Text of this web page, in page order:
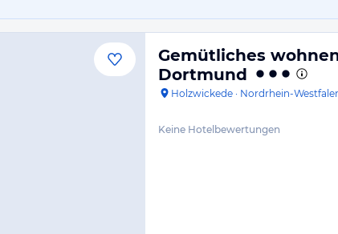
Gemütliches
Dortmund
Holzwickede · Nordrhein-
Keine Hotelbewertungen